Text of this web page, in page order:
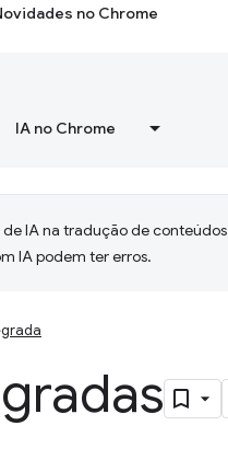
no Chrome
IA no Chrome
IA na tradução de conteúdos
IA podem ter erros.